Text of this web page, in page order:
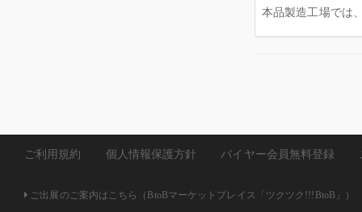
本品製造工場では
ご利用規約 個人情報保護方針 バイヤー会員無料登録
ご出展のご案内はこちら（BtoBマーケットプレイス「ツクツク!!!BtoB」）